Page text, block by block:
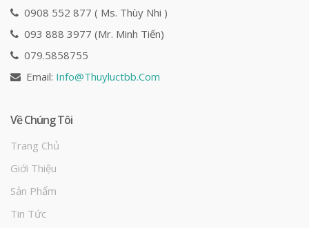
0908 552 877 ( Ms. Thùy Nhi )
093 888 3977 (Mr. Minh Tiến)
079.5858755
Email: Info@Thuyluctbb.com
Về Chúng Tôi
Trang Chủ
Giới Thiệu
Sản Phẩm
Tin Tức